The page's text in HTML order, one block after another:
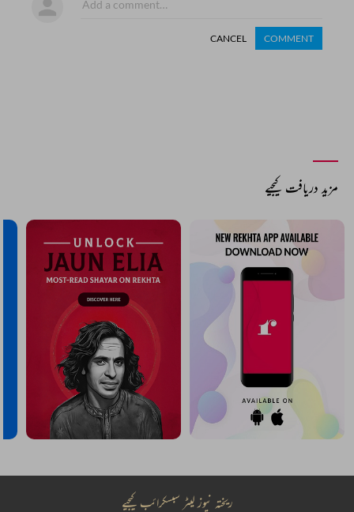
CANCEL COMMENT
مزید دریافت کیجیے
ریختہ نیوز لیٹر سبسکرائب کیجیے